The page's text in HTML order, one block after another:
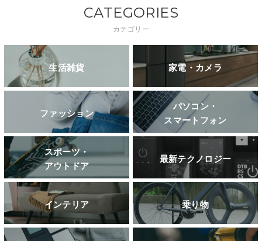
CATEGORIES
カテゴリー
生活雑貨 家電・カメラ
ファッション
パソコン・
スマートフォン
スポーツ・
アウトドア
最新テクノロジー
インテリア 乗り物